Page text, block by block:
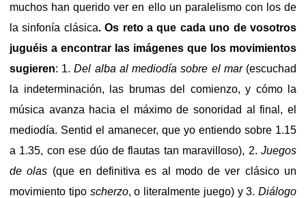
muchos han querido ver en ello un paralelismo con los de
la sinfonía clásica. Os reto a que cada uno de vosotros
juguéis a encontrar las imágenes que los movimientos
sugieren: 1.Del alba al mediodía sobre el mar(escuchad
la indeterminación, las brumas del comienzo, y cómo la
música avanza hacia el máximo de sonoridad al final, el
mediodía. Sentid el amanecer, que yo entiendo sobre 1.15
a 1.35, con ese dúo de flautas tan maravilloso), 2. Juegos
de olas (que en definitiva es al modo de ver clásico un
movimiento tipo scherzo, o literalmente juego) y 3. Diálogo